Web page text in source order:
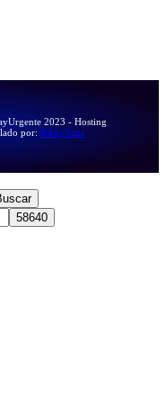
2023 - Hosting
por: RikkySanz